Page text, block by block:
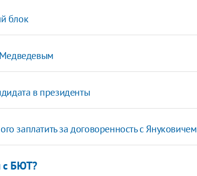
блок
Медведевым
в президенты
заплатить за договоренность с Януковичем
с БЮТ?